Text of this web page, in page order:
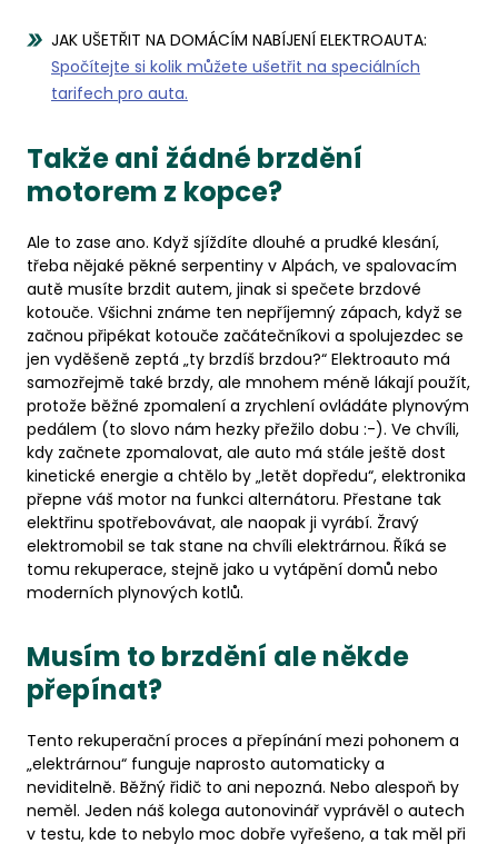
JAK UŠETŘIT NA DOMÁCÍM NABÍJENÍ ELEKTROAUTA:
Spočítejte si kolik můžete ušetřit na speciálních
tarifech pro auta.
Takže ani žádné brzdění
motorem z kopce?
Ale to zase ano. Když sjíždíte dlouhé a prudké klesání,
třeba nějaké pěkné serpentiny v Alpách, ve spalovacím
autě musíte brzdit autem, jinak si spečete brzdové
kotouče. Všichni známe ten nepříjemný zápach, když se
začnou připékat kotouče začátečníkovi a spolujezdec se
jen vyděšeně zeptá „ty brzdíš brzdou?“ Elektroauto má
samozřejmě také brzdy, ale mnohem méně lákají použít,
protože běžné zpomalení a zrychlení ovládáte plynovým
pedálem (to slovo nám hezky přežilo dobu :-). Ve chvíli,
kdy začnete zpomalovat, ale auto má stále ještě dost
kinetické energie a chtělo by „letět dopředu“, elektronika
přepne váš motor na funkci alternátoru. Přestane tak
elektřinu spotřebovávat, ale naopak ji vyrábí. Žravý
elektromobil se tak stane na chvíli elektrárnou. Říká se
tomu rekuperace, stejně jako u vytápění domů nebo
moderních plynových kotlů.
Musím to brzdění ale někde
přepínat?
Tento rekuperační proces a přepínání mezi pohonem a
„elektrárnou“ funguje naprosto automaticky a
neviditelně. Běžný řidič to ani nepozná. Nebo alespoň by
neměl. Jeden náš kolega autonovinář vyprávěl o autech
v testu, kde to nebylo moc dobře vyřešeno, a tak měl při